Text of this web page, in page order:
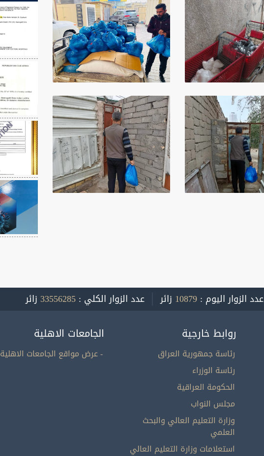
عدد الزوار اليوم : 10879 زائر عدد الزوار الكلي : 33556285 زائر
روابط خارجية
رئاسة جمهورية العراق
رئاسة الوزراء
الحكومة العراقية
مجلس النواب
وزارة التعليم العالي والبحث
العلمي
استعلامات وزارة التعليم العالي
الجامعات الاهلية
- عرض مواقع الجامعات الاهلية